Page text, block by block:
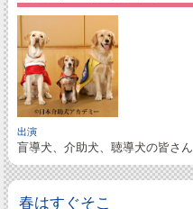
出演
盲導犬、介助犬、聴導犬の皆さん
春はすぐそこ